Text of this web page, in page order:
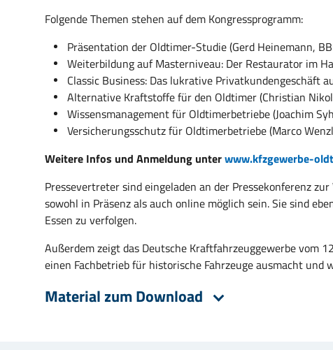
Folgende Themen stehen auf dem Kongressprogramm:
Präsentation der Oldtimer-Studie (Gerd Heinemann,
Weiterbildung auf Masterniveau: Der Restaurator im
Classic Business: Das lukrative Privatkundengeschäft
Alternative Kraftstoffe für den Oldtimer (Christian
Wissensmanagement für Oldtimerbetriebe (Joachim
Versicherungsschutz für Oldtimerbetriebe (Marco
Weitere Infos und Anmeldung unterwww.kfzgewerbe-
Pressevertreter sind eingeladen an der Pressekonferenz
sowohl in Präsenz als auch online möglich sein. Sie sind
Essen zu verfolgen.
Außerdem zeigt das Deutsche Kraftfahrzeuggewerbe vom
einen Fachbetrieb für historische Fahrzeuge ausmacht
Material zum Download